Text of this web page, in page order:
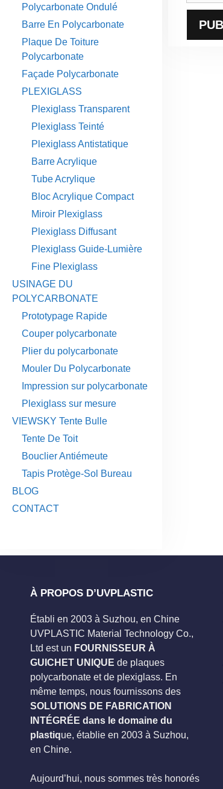
Polycarbonate Ondulé
Barre En Polycarbonate
Plaque De Toiture
Polycarbonate
Façade Polycarbonate
PLEXIGLASS
Plexiglass Transparent
Plexiglass Teinté
Plexiglass Antistatique
Barre Acrylique
Tube Acrylique
Bloc Acrylique Compact
Miroir Plexiglass
Plexiglass Diffusant
Plexiglass Guide-Lumière
Fine Plexiglass
USINAGE DU
POLYCARBONATE
Prototypage Rapide
Couper polycarbonate
Plier du polycarbonate
Mouler Du Polycarbonate
Impression sur polycarbonate
Plexiglass sur mesure
VIEWSKY Tente Bulle
Tente De Toit
Bouclier Antiémeute
Tapis Protège-Sol Bureau
BLOG
CONTACT
À PROPOS D’UVPLASTIC
Établi en 2003 à Suzhou, en Chine
UVPLASTIC Material Technology Co.,
Ltd est un FOURNISSEUR À
GUICHET UNIQUE de plaques
polycarbonate et de plexiglass. En
même temps, nous fournissons des
SOLUTIONS DE FABRICATION
INTÉGRÉE dans le domaine du
plastique, établie en 2003 à Suzhou,
en Chine.
Aujourd’hui, nous sommes très honorés